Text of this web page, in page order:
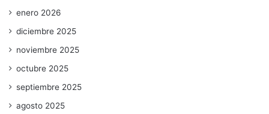
enero 2026
diciembre 2025
noviembre 2025
octubre 2025
septiembre 2025
agosto 2025